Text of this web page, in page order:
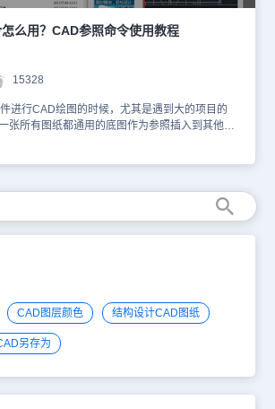
成插入。如下图所示： 本文小编给大家分享了
参照命令的相关应用技巧，你学会了吗？后续
会给大家分享更多CAD实用技巧，对此感兴趣
么用？CAD参照命令使用教程
15328
进行CAD绘图的时候，尤其是遇到大的项目的
张所有图纸都通用的底图作为参照插入到其他的
图所示。弹出“附着外部参照”对话框。这个对话
话框类似，但又有些不同的地方，比如比例分为
而光栅图像只有一个比例，外部参照默认比例
下不会调整图纸插入时的比例。除此以外，外
覆盖型，这个我们暂且不管。另外我们需要观察
是否跟当前图的单位一致，如果不一致的话，图
图中确定图纸的插入点，即可完成外部图纸的插
的插入方式类似，也就是说，当前图纸只是记录
息并引用而已，没有将插入图纸纳入其中。将图
如果我们需要将图纸B发送给其它工程师，应该
CAD图层颜色 结构设计CAD图纸
另存为